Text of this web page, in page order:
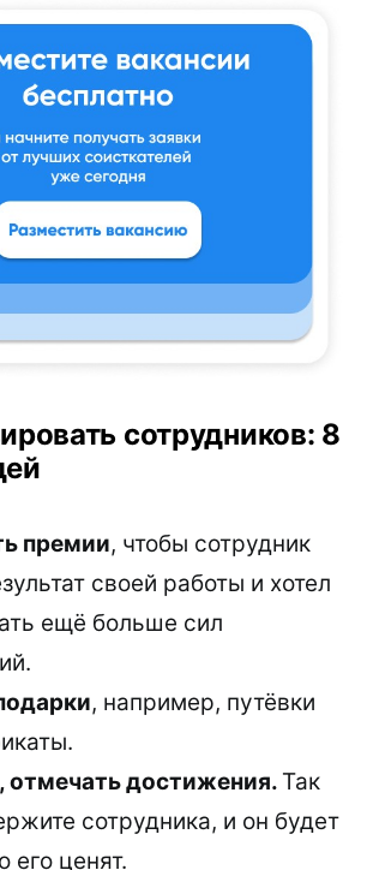
сотрудников: 8
премии, чтобы сотрудник
своей работы и хотел
ещё больше сил
, например, путёвки
отмечать достижения. Так
сотрудника, и он будет
его ценят.